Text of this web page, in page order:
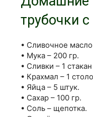
трубочки
• Сливочное
• Мука – 200 гр.
• Сливки – 1
• Крахмал – 1
• Яйца – 5 штук.
• Сахар – 100 гр.
• Соль – щепотка.